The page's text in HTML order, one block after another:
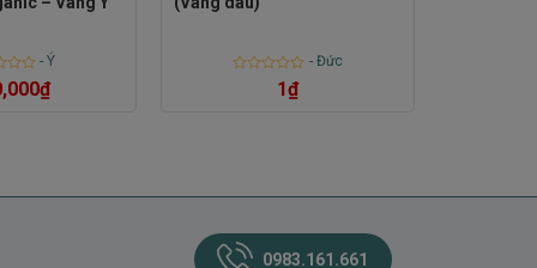
-Ý
₫
- Đức
1₫
0983.161.661